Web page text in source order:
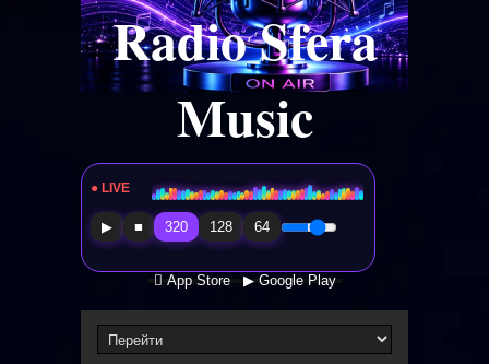
Radio Sfera
Music
● LIVE Radio Sfera Music
▶ ■ 320 128 64
 App Store ▶ Google Play